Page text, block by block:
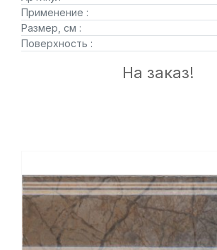
Применение :
Размер, см :
Поверхность :
На заказ!